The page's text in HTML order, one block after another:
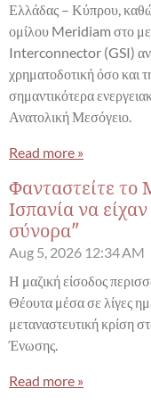
Ελλάδας – Κύπρου,
ομίλου Meridiam στο
Interconnector (GSI)
χρηματοδοτική όσο και
σημαντικότερα
Ανατολική Μεσόγειο.
Read more »
Φανταστείτε το
Ισπανία να
σύνορα"
Aug 5, 2026 12:34 AM
Η μαζική είσοδος
Θέουτα μέσα σε λίγες
μεταναστευτική κρίση
Ένωσης.
Read more »